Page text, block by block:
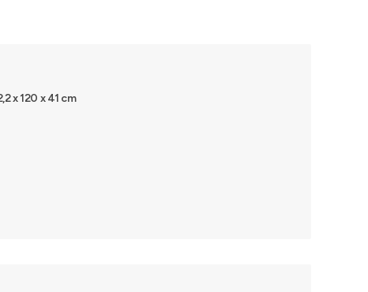
x 120 x 41 cm